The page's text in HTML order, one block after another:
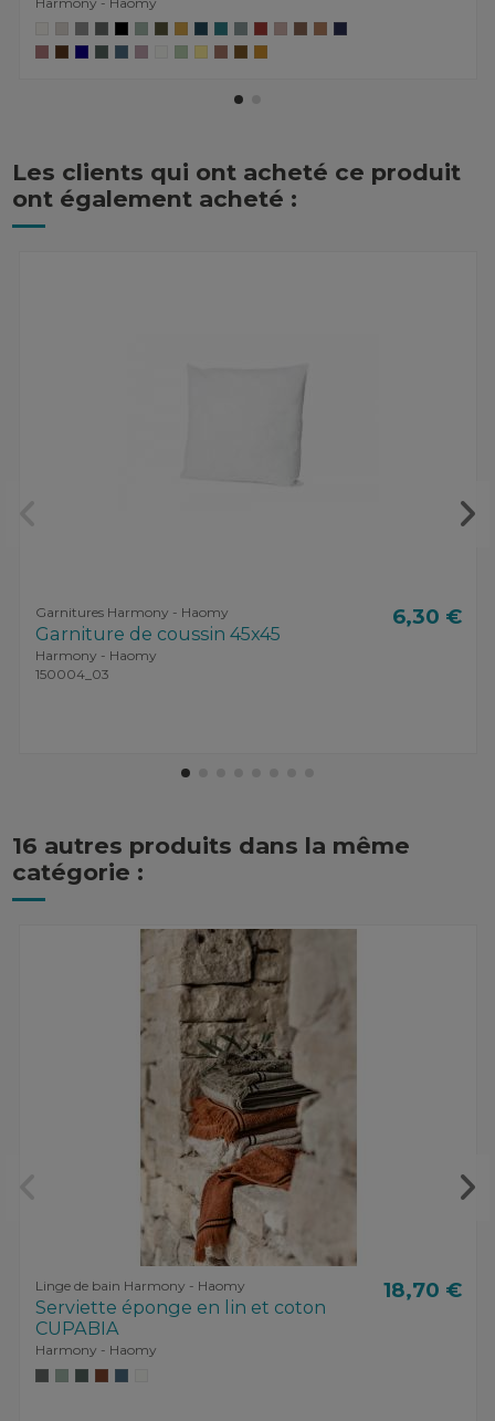
Les clients qui ont acheté ce produit
ont également acheté :
Garnitures Harmony - Haomy
Garniture de coussin 45x45
Harmony - Haomy
150004_03
6,30 €
16 autres produits dans la même
catégorie :
Linge de bain Harmony - Haomy
Serviette éponge en lin et coton
CUPABIA
Harmony - Haomy
18,70 €